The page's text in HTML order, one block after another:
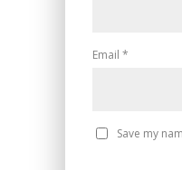
Email *
Save my